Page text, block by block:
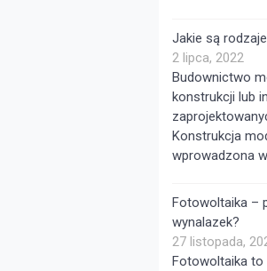
Jakie są
2 lipca, 2022
Budownictwo
konstrukcji lub
Konstrukcja
wprowadzona
Fotowoltaika –
wynalazek?
27 listopada,
Fotowoltaika to